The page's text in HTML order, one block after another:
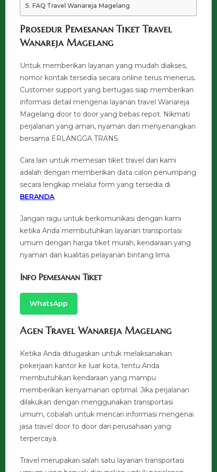
FAQ Travel Wanareja Magelang
Prosedur Pemesanan Tiket Travel
Wanareja Magelang
Untuk memberikan layanan yang mudah diakses,
nomor kontak tersedia secara online terus menerus.
Customer support yang bertugas siap memberikan
informasi detail mengenai layanan travel Wanareja
Magelang door to door yang bebas repot. Nikmati
perjalanan yang aman, nyaman dan menyenangkan
bersama ERLANGGA TRANS.
Cara lain untuk memesan tiket travel dari kami
adalah dengan memberikan data calon penumpang
secara lengkap melalui form yang tersedia di
BERANDA.
Jangan ragu untuk berkomunikasi dengan kami
ketika Anda membutuhkan layanan transportasi
umum dengan harga tiket murah, kendaraan yang
nyaman dan kualitas pelayanan bintang lima.
Info Pemesanan Tiket
WhatsApp
Agen Travel Wanareja Magelang
Ketika Anda ditugaskan untuk melaksanakan
pekerjaan kantor ke luar kota, tentu Anda
membutuhkan kendaraan yang mampu
memberikan kenyamanan optimal. Jika perjalanan
dilakukan dengan menggunakan transportasi
umum, cobalah untuk mencari informasi mengenai
jasa travel door to door dari perusahaan yang
terpercaya.
Travel merupakan salah satu layanan transportasi